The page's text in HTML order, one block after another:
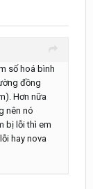
số hoá bình
đồng
Hơn nữa
nên nó
bị lỗi thì em
hay nova